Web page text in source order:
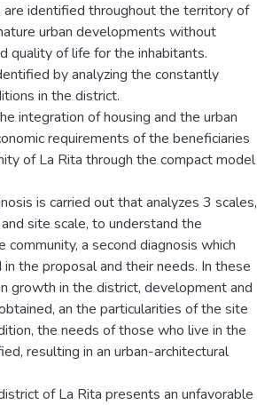
identified throughout the territory of
urban developments without
quality of life for the inhabitants.
by analyzing the constantly
in the district.
integration of housing and the urban
requirements of the beneficiaries
of La Rita through the compact model
is carried out that analyzes 3 scales,
site scale, to understand the
a second diagnosis which
the proposal and their needs. In these
growth in the district, development and
an the particularities of the site
the needs of those who live in the
resulting in an urban-architectural
of La Rita presents an unfavorable